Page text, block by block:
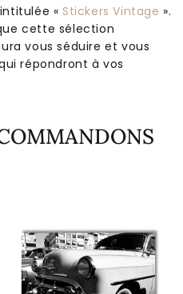
« Stickers Vintage ».
cette sélection
vous séduire et vous
répondront à vos